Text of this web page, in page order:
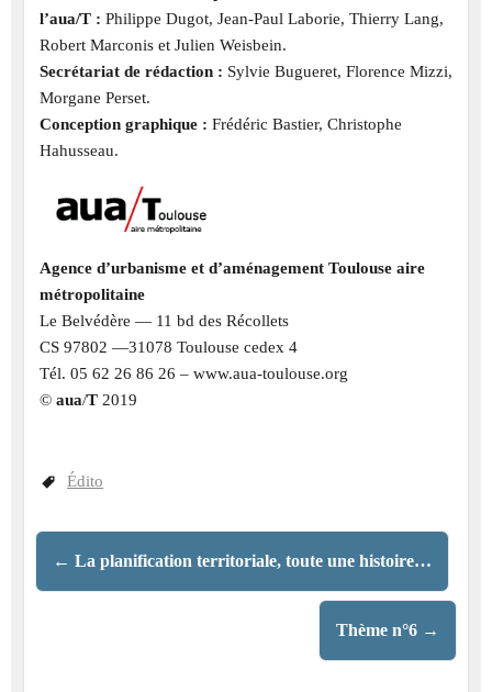
l’aua/T : Philippe Dugot, Jean-Paul Laborie, Thierry Lang,
Robert Marconis et Julien Weisbein.
Secrétariat de rédaction : Sylvie Bugueret, Florence Mizzi,
Morgane Perset.
Conception graphique : Frédéric Bastier, Christophe
Hahusseau.
Agence d’urbanisme et d’aménagement Toulouse aire
métropolitaine
Le Belvédère — 11 bd des Récollets
CS 97802 —31078 Toulouse cedex 4
Tél. 05 62 26 86 26 – www.aua-toulouse.org
© aua/T2019
Édito
← La planification territoriale, toute une histoire…
Thème n°6 →